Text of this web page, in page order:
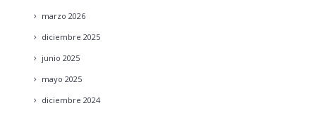
marzo 2026
diciembre 2025
junio 2025
mayo 2025
diciembre 2024